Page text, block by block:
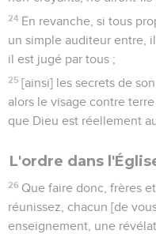
24 En revanche, si tous
un simple auditeur entre,
il est jugé par tous ;
25 [ainsi] les secrets de
alors le visage contre
que Dieu est réellement
L'ordre dans
26 Que faire donc, frères
réunissez, chacun [de
enseignement, une